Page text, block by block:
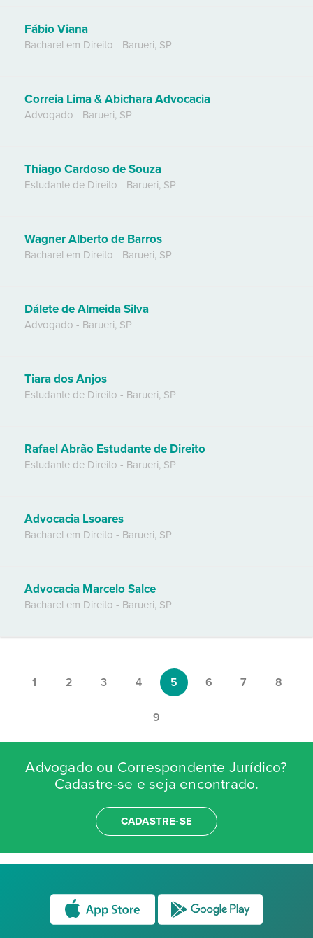
Fábio Viana
Bacharel em Direito - Barueri, SP
Correia Lima & Abichara Advocacia
Advogado - Barueri, SP
Thiago Cardoso de Souza
Estudante de Direito - Barueri, SP
Wagner Alberto de Barros
Bacharel em Direito - Barueri, SP
Dálete de Almeida Silva
Advogado - Barueri, SP
Tiara dos Anjos
Estudante de Direito - Barueri, SP
Rafael Abrão Estudante de Direito
Estudante de Direito - Barueri, SP
Advocacia Lsoares
Bacharel em Direito - Barueri, SP
Advocacia Marcelo Salce
Bacharel em Direito - Barueri, SP
1 2 3 4 5 6 7 8
9
Advogado ou Correspondente Jurídico?
Cadastre-se e seja encontrado.
CADASTRE-SE